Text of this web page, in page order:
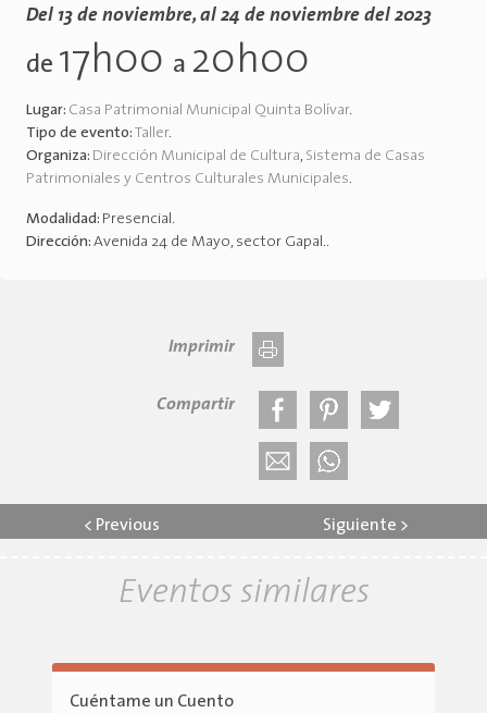
Del 13 de noviembre, al 24 de noviembre del 2023
de 17h00 a 20h00
Lugar: Casa Patrimonial Municipal Quinta Bolívar.
Tipo de evento: Taller.
Organiza: Dirección Municipal de Cultura, Sistema de Casas
Patrimoniales y Centros Culturales Municipales.
Modalidad: Presencial.
Dirección: Avenida 24 de Mayo, sector Gapal..
Imprimir
Compartir
< Previous Siguiente >
Eventos similares
Cuéntame un Cuento